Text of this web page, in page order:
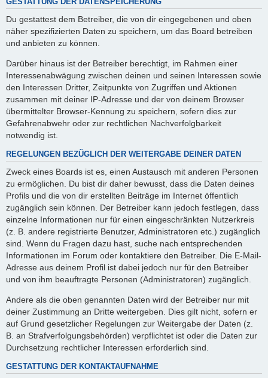
GESTATTUNG DER DATENSPEICHERUNG
Du gestattest dem Betreiber, die von dir eingegebenen und oben
näher spezifizierten Daten zu speichern, um das Board betreiben
und anbieten zu können.
Darüber hinaus ist der Betreiber berechtigt, im Rahmen einer
Interessenabwägung zwischen deinen und seinen Interessen sowie
den Interessen Dritter, Zeitpunkte von Zugriffen und Aktionen
zusammen mit deiner IP-Adresse und der von deinem Browser
übermittelter Browser-Kennung zu speichern, sofern dies zur
Gefahrenabwehr oder zur rechtlichen Nachverfolgbarkeit
notwendig ist.
REGELUNGEN BEZÜGLICH DER WEITERGABE DEINER DATEN
Zweck eines Boards ist es, einen Austausch mit anderen Personen
zu ermöglichen. Du bist dir daher bewusst, dass die Daten deines
Profils und die von dir erstellten Beiträge im Internet öffentlich
zugänglich sein können. Der Betreiber kann jedoch festlegen, dass
einzelne Informationen nur für einen eingeschränkten Nutzerkreis
(z. B. andere registrierte Benutzer, Administratoren etc.) zugänglich
sind. Wenn du Fragen dazu hast, suche nach entsprechenden
Informationen im Forum oder kontaktiere den Betreiber. Die E-Mail-
Adresse aus deinem Profil ist dabei jedoch nur für den Betreiber
und von ihm beauftragte Personen (Administratoren) zugänglich.
Andere als die oben genannten Daten wird der Betreiber nur mit
deiner Zustimmung an Dritte weitergeben. Dies gilt nicht, sofern er
auf Grund gesetzlicher Regelungen zur Weitergabe der Daten (z.
B. an Strafverfolgungsbehörden) verpflichtet ist oder die Daten zur
Durchsetzung rechtlicher Interessen erforderlich sind.
GESTATTUNG DER KONTAKTAUFNAHME